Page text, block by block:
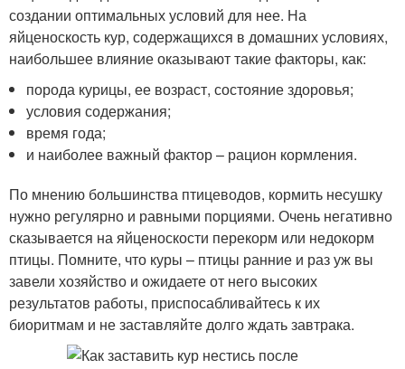
создании оптимальных условий для нее. На
яйценоскость кур, содержащихся в домашних условиях,
наибольшее влияние оказывают такие факторы, как:
порода курицы, ее возраст, состояние здоровья;
условия содержания;
время года;
и наиболее важный фактор – рацион кормления.
По мнению большинства птицеводов, кормить несушку
нужно регулярно и равными порциями. Очень негативно
сказывается на яйценоскости перекорм или недокорм
птицы. Помните, что куры – птицы ранние и раз уж вы
завели хозяйство и ожидаете от него высоких
результатов работы, приспосабливайтесь к их
биоритмам и не заставляйте долго ждать завтрака.